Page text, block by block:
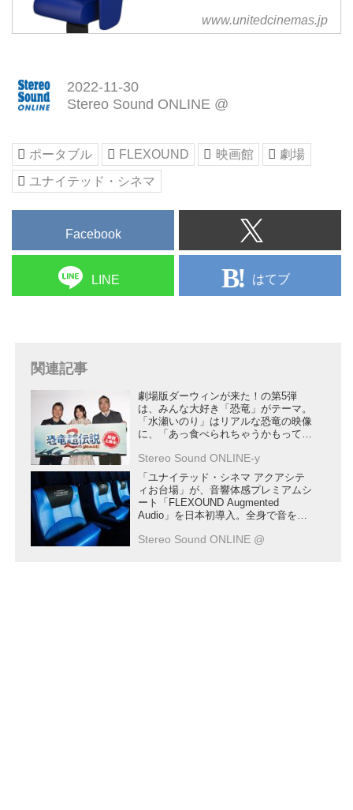
「FLEXOUND Augmented
Audio」を 2022 年 12 月 1 日に導
発会社 FLEXOUND（フレックス
音と振動を発生させるスピーカー
が内蔵された椅子で、耳から聞こ
える音はより鮮明に聞こえ、さら
に振動を通じて肌からも音を感じ
www.unitedcinemas.jp
2022-11-30
Stereo Sound ONLINE @
ポータブル FLEXOUND 映画館
劇場
ユナイテッド・シネマ
Facebook
LINE はてブ
関連記事
劇場版ダーウィンが来た！の第5弾
は、みんな大好き「恐竜」がテーマ。
「水瀬いのり」はリアルな恐竜の映像
に、「あっ食べられちゃうかもって感
Stereo Sound ONLINE-y
「ユナイテッド・シネマ アクアシテ
ィお台場」が、音響体感プレミアムシ
ート「FLEXOUND Augmented
Audio」を日本初導入。全身で音を聴
Stereo Sound ONLINE @